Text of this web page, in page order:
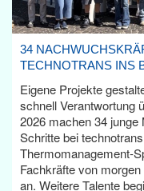
34
TECHNOTRANS INS
Eigene Projekte
schnell Verantwortung
2026 machen 34
Schritte bei
Thermomanagement-
Fachkräfte von
an. Weitere Talente